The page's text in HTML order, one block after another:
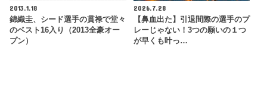
2013.1.18
錦織圭、シード選手の貫禄で堂々
のベスト16入り（2013全豪オー
プン）
2026.7.28
【鼻血出た】引退間際の選手のプ
レーじゃない！3つの願いの１つ
が早くも叶っ…